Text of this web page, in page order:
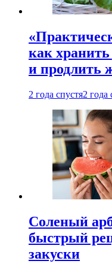
как
и продлить
2 года спустя2 года
Соленый
быстрый
закуски